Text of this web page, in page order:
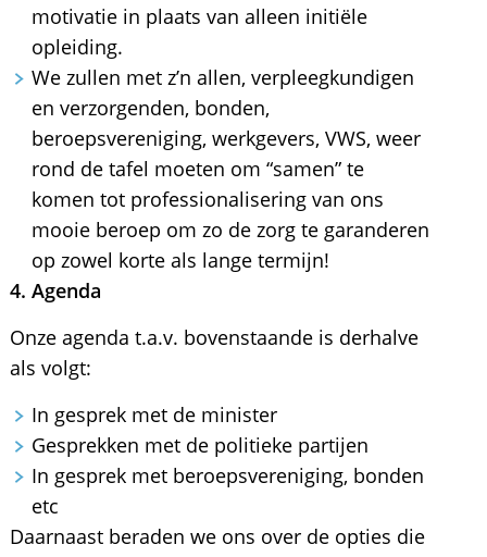
motivatie in plaats van alleen initiële
opleiding.
We zullen met z’n allen, verpleegkundigen
en verzorgenden, bonden,
beroepsvereniging, werkgevers, VWS, weer
rond de tafel moeten om “samen” te
komen tot professionalisering van ons
mooie beroep om zo de zorg te garanderen
op zowel korte als lange termijn!
4. Agenda
Onze agenda t.a.v. bovenstaande is derhalve
als volgt:
In gesprek met de minister
Gesprekken met de politieke partijen
In gesprek met beroepsvereniging, bonden
etc
Daarnaast beraden we ons over de opties die